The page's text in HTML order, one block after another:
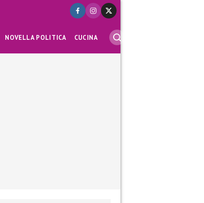
NOVELLA POLITICA CUCINA